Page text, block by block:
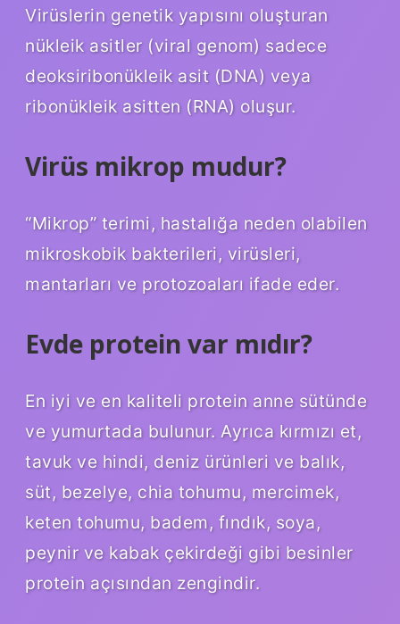
Virüslerin genetik yapısını oluşturan
nükleik asitler (viral genom) sadece
deoksiribonükleik asit (DNA) veya
ribonükleik asitten (RNA) oluşur.
Virüs mikrop mudur?
“Mikrop” terimi, hastalığa neden olabilen
mikroskobik bakterileri, virüsleri,
mantarları ve protozoaları ifade eder.
Evde protein var mıdır?
En iyi ve en kaliteli protein anne sütünde
ve yumurtada bulunur. Ayrıca kırmızı et,
tavuk ve hindi, deniz ürünleri ve balık,
süt, bezelye, chia tohumu, mercimek,
keten tohumu, badem, fındık, soya,
peynir ve kabak çekirdeği gibi besinler
protein açısından zengindir.